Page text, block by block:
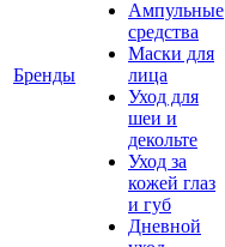
Бренды
Ампульные
средства
Маски для
лица
Уход для
шеи и
декольте
Уход за
кожей глаз
и губ
Дневной